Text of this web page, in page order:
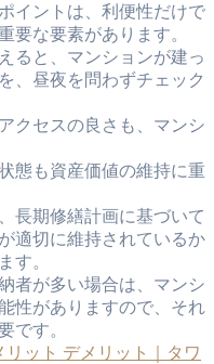
イントは、利便性だけで
要な要素があります。
ると、マンションが建っ
、昼夜を問わずチェック
クセスの良さも、マンシ
態も資産価値の維持に重
長期修繕計画に基づいて
適切に維持されているか
す。
者が多い場合は、マンシ
性がありますので、それ
です。
リット デメリット｜タワ